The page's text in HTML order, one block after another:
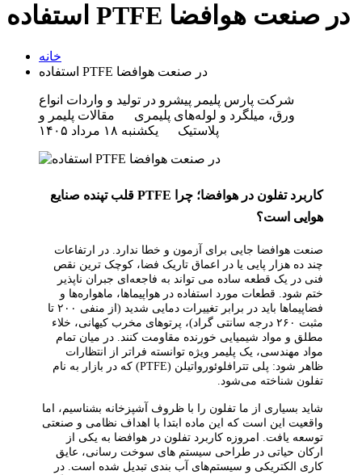
استفاده PTFE در صنعت هوافضا
خانه
استفاده PTFE در صنعت هوافضا
شرکت پارس پلیمر پیشرو در تولید و واردات انواع
ورق، میلگرد و لوله‌های پلیمری
مقالات پلیمر و
پلاستیک
یکشنبه ۱۸ مرداد ۱۴۰۵
کاربرد تفلون در هوافضا؛ چرا PTFE قلب تپنده صنایع
هوایی است؟
صنعت هوافضا جایی برای آزمون و خطا ندارد. در ارتفاعات
چند ده هزار پایی یا در اعماق تاریک فضا، کوچک‌ ترین نقص
فنی در یک قطعه ساده می‌ تواند به فاجعه‌ای جبران‌ ناپذیر
ختم شود. قطعات مورد استفاده در هواپیماها، ماهواره‌ها و
فضاپیماها باید در برابر تغییرات دمایی شدید (از منفی ۲۰۰ تا
مثبت ۲۶۰ درجه سانتی‌ گراد)، پرتوهای مخرب کیهانی، خلاء
مطلق و مواد شیمیایی خورنده مقاومت کنند. در میان تمام
مواد مهندسی، یک پلیمر ویژه توانسته فراتر از انتظارات
ظاهر شود: پلی‌ تترافلوئورواتیلن (PTFE) که در بازار به نام
تفلون شناخته می‌شود.
شاید بسیاری از ما تفلون را با ظروف آشپزخانه بشناسیم، اما
واقعیت این است که این ماده ابتدا با اهداف نظامی و صنعتی
توسعه یافت. امروزه کاربرد تفلون در هوافضا به یکی از
ارکان حیاتی در طراحی سیستم‌ های سوخت‌ رسانی، عایق‌
کاری الکتریکی و سیستم‌های آب‌ بندی تبدیل شده است. در